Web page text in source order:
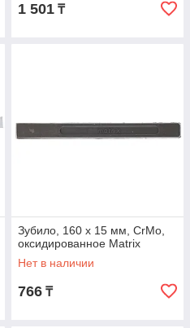
1 501 ₸
Зубило, 160 х 15 мм, CrMo,
оксидированное Matrix
Нет в наличии
766 ₸